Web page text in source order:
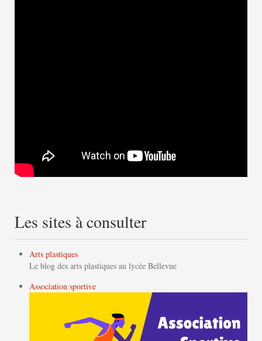
Les sites à consulter
Arts plastiques
Le blog des arts plastiques au lycée Bellevue
Association sportive